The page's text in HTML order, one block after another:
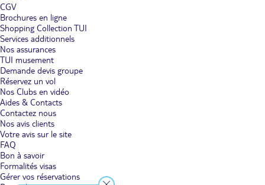
CGV
Brochures en ligne
Shopping Collection TUI
Services additionnels
Nos assurances
TUI musement
Demande devis groupe
Réservez un vol
Nos Clubs en vidéo
Aides & Contacts
Contactez nous
Nos avis clients
Votre avis sur le site
FAQ
Bon à savoir
Formalités visas
Gérer vos réservations